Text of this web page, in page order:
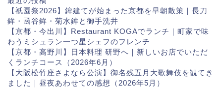
【祇園祭2026】鉾建てが始まった京都を早朝散策｜長刀
鉾・函谷鉾・菊水鉾と御手洗井
【京都・今出川】Restaurant KOGAでランチ｜町家で味
わうミシュラン一つ星シェフのフレンチ
【京都・高野川】日本料理 研野へ｜新しいお店でいただ
くランチコース（2026年6月）
【大阪松竹座さよなら公演】御名残五月大歌舞伎を観てき
ました｜昼夜あわせての感想（2026年5月）